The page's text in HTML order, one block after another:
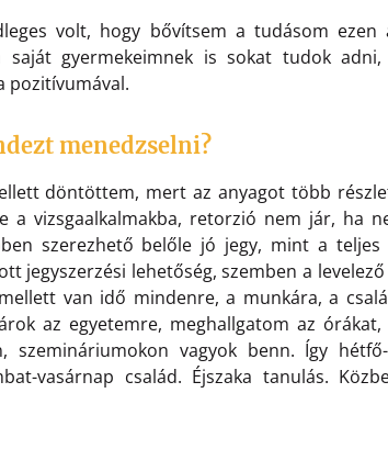
volt, hogy bővítsem a tudásom
saját gyermekeimnek is sokat tudok
pozitívumával.
menedzselni?
döntöttem, mert az anyagot több
a vizsgaalkalmakba, retorzió nem jár, ha
szerezhető belőle jó jegy, mint a
jegyszerzési lehetőség, szemben a
van idő mindenre, a munkára, a
az egyetemre, meghallgatom az
szemináriumokon vagyok benn. Így
vasárnap család. Éjszaka tanulás.